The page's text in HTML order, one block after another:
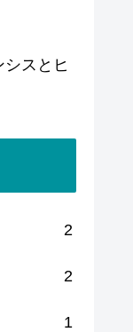
スとヒ
2
2
1